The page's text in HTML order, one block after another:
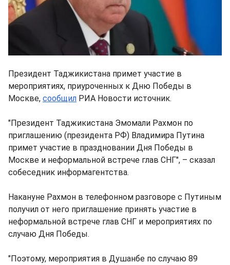
Президент Таджикистана примет участие в
мероприятиях, приуроченных к Дню Победы в
Москве, сообщил РИА Новости источник.
"Президент Таджикистана Эмомали Рахмон по
приглашению (президента РФ) Владимира Путина
примет участие в праздновании Дня Победы в
Москве и неформальной встрече глав СНГ", – сказал
собеседник информагентства.
Накануне Рахмон в телефонном разговоре с Путиным
получил от него приглашение принять участие в
неформальной встрече глав СНГ и мероприятиях по
случаю Дня Победы.
"Поэтому, мероприятия в Душанбе по случаю 89